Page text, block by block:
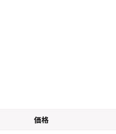
価格